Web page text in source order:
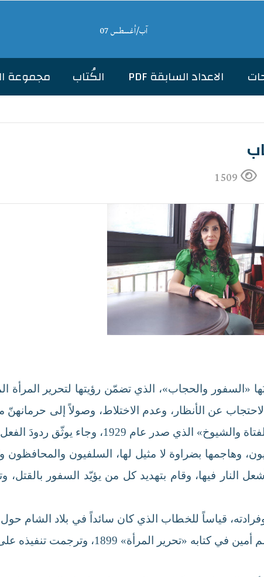
آب/أغسطس 07
الاعداد السابقة PDF الكُتاب مجموعة
1509
الدين كتابَها «السفور والحجاب»، الذي تضمّن رؤيتها لتحرير
عن الأنظار، وعدم الاختلاط، وصولاً إلى حرمانهنّ
يوثّق ردودَ الفعل المتضاربة حول طروحاتها.
وهاجمها بضراوة لا مثيل لها، السلفيون والمحافظون
النار فيها، وقام بتهديد كل من يؤيّد السفور
قياساً للخطاب الذي كان سائداً في بلاد الشام
عن الخطاب حول السفور الذي تأسّس في مصر على يد قاسم